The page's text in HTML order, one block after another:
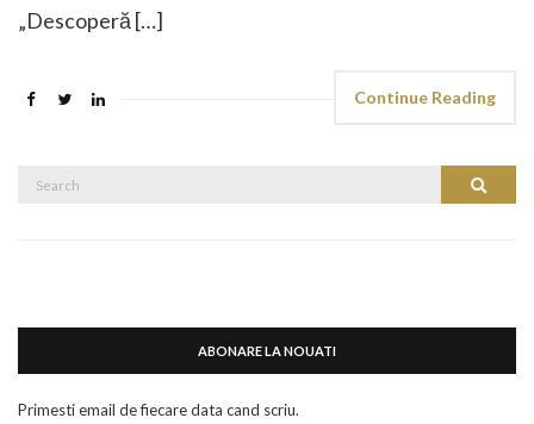
„Descoperă […]
Continue Reading
Search
ABONARE LA NOUATI
Primesti email de fiecare data cand scriu.